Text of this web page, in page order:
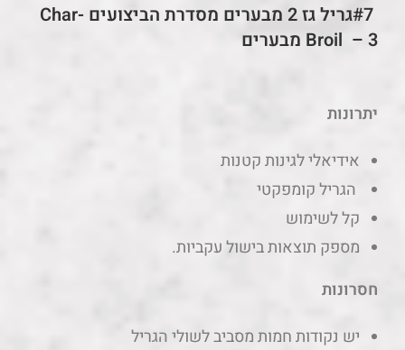
#7גריל גז 2 מבערים מסדרת הביצועים Char-
Broil – 3 מבערים
יתרונות
אידיאלי לגינות קטנות
הגריל קומפקטי
קל לשימוש
מספק תוצאות בישול עקביות.
חסרונות
יש נקודות חמות מסביב לשולי הגריל